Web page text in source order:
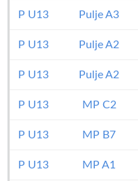
P U13 Pulje A3
P U13 Pulje A2
P U13 Pulje A2
P U13 MP C2
P U13 MP B7
P U13 MP A1